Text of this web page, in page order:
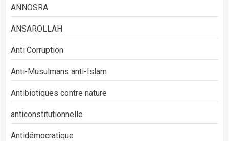
ANNOSRA
ANSAROLLAH
Anti Corruption
Anti-Musulmans anti-Islam
Antibiotiques contre nature
anticonstitutionnelle
Antidémocratique